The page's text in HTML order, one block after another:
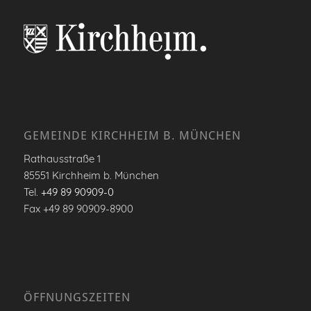
GEMEINDE KIRCHHEIM B. MÜNCHEN
Rathausstraße 1
85551 Kirchheim b. München
Tel. +49 89 90909-0
Fax +49 89 90909-8900
ÖFFNUNGSZEITEN